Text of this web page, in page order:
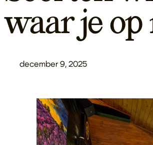
waar je
december 9, 2025